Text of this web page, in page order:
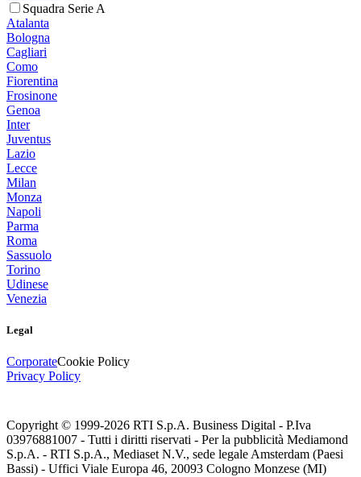
Squadra Serie A
Atalanta
Bologna
Cagliari
Como
Fiorentina
Frosinone
Genoa
Inter
Juventus
Lazio
Lecce
Milan
Monza
Napoli
Parma
Roma
Sassuolo
Torino
Udinese
Venezia
Legal
CorporateCookie Policy
Privacy Policy
Copyright © 1999-2026 RTI S.p.A. Business Digital - P.Iva
03976881007 - Tutti i diritti riservati - Per la pubblicità Mediamond
S.p.A. - RTI S.p.A., Mediaset N.V., sede legale Amsterdam (Paesi
Bassi) - Uffici Viale Europa 46, 20093 Cologno Monzese (MI)